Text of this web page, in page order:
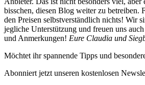
bisschen, diesen Blog weiter zu betreiben.
den Preisen selbstverständlich nichts! Wir
jegliche Unterstützung und freuen uns
und Anmerkungen! Eure Claudia und
Möchtet ihr spannende Tipps und
Abonniert jetzt unseren kostenlosen